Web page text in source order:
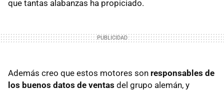
que tantas alabanzas ha propiciado.
Además creo que estos motores son responsables de
los buenos datos de ventas del grupo alemán, y